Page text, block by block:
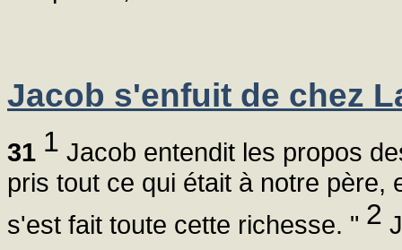
Jacob s'enfuit de chez
31 1 Jacob entendit les propos
pris tout ce qui était à notre père,
s'est fait toute cette richesse. " 2